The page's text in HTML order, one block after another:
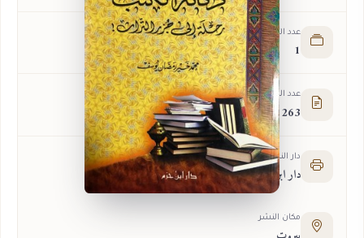
عدد الأجزاء
1
عدد الصفحات
263
دار النشر
دار ابن حزم
مكان النشر